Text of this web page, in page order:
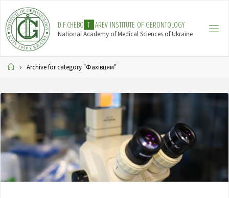
content
D.F.CHEBO T AREV INSTITUTE OF GERONTOL OGY
National Academy of Medical Sciences of Ukraine
HomeArchive for category "Фахівцям"